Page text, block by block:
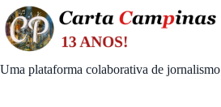
Skip
to
content
Uma plataforma colaborativa de jornalismo